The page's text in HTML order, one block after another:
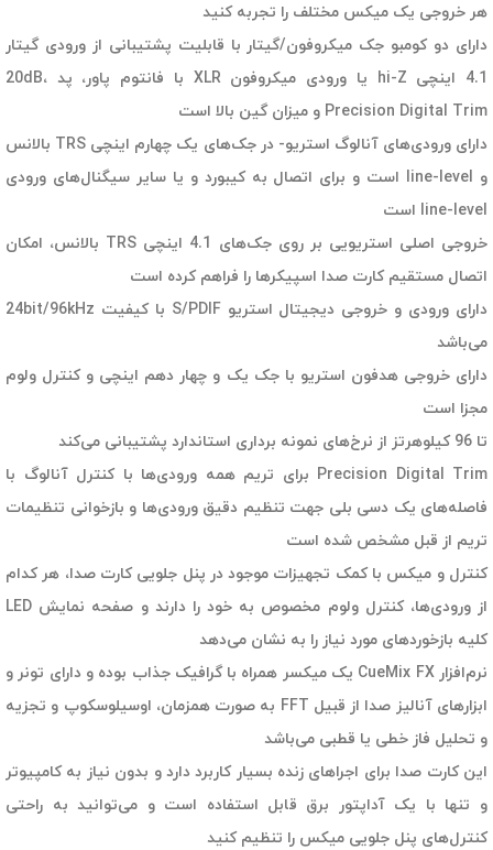
هر خروجی یک میکس مختلف را تجربه کنید
دارای دو کومبو جک میکروفون/گیتار با قابلیت پشتیبانی از ورودی گیتار
4.1 اینچی hi-Z یا ورودی میکروفون XLR با فانتوم پاور، پد 20dB،
Precision Digital Trim و میزان گین بالا است
دارای ورودی‌های آنالوگ استریو- در جک‌های یک چهارم اینچی TRS بالانس
و line-level است و برای اتصال به کیبورد و یا سایر سیگنال‌های ورودی
line-level است
خروجی اصلی استریویی بر روی جک‌های 4.1 اینچی TRS بالانس، امکان
اتصال مستقیم کارت صدا اسپیکرها را فراهم کرده است
دارای ورودی و خروجی دیجیتال استریو S/PDIF با کیفیت 24bit/96kHz
می‌باشد
دارای خروجی هدفون استریو با جک یک و چهار دهم اینچی و کنترل ولوم
مجزا است
تا 96 کیلوهرتز از نرخ‌های نمونه برداری استاندارد پشتیبانی می‌کند
Precision Digital Trim برای تریم همه ورودی‌ها با کنترل آنالوگ با
فاصله‌های یک دسی بلی جهت تنظیم دقیق ورودی‌ها و بازخوانی تنظیمات
تریم از قبل مشخص شده است
کنترل و میکس با کمک تجهیزات موجود در پنل جلویی کارت صدا، هر کدام
از ورودی‌ها، کنترل ولوم مخصوص به خود را دارند و صفحه نمایش LED
کلیه بازخوردهای مورد نیاز را به نشان می‌دهد
نرم‌افزار CueMix FX یک میکسر همراه با گرافیک جذاب بوده و دارای تونر و
ابزارهای آنالیز صدا از قبیل FFT به صورت همزمان، اوسیلوسکوپ و تجزیه
و تحلیل فاز خطی یا قطبی می‌باشد
این کارت صدا برای اجراهای زنده بسیار کاربرد دارد و بدون نیاز به کامپیوتر
و تنها با یک آداپتور برق قابل استفاده است و می‌توانید به راحتی
کنترل‌های پنل جلویی میکس را تنظیم کنید